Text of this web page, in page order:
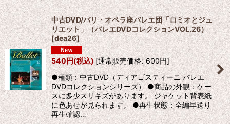
中古DVD/パリ・オペラ座バレエ団「ロミオとジュ
リエット」（バレエDVDコレクションVOL.26）
[dea26]
540円(税込) [通常販売価格: 600円]
●種類：中古DVD（ディアゴスティーニ バレエ
DVDコレクションシリーズ） ●商品の外観：ケー
スに多少スリキズがあります。 ジャケット背表紙
に色あせが見られます。 ●再生状態：全編早送り
再生確認…